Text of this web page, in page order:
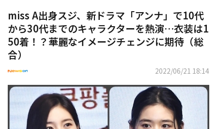
miss A出身スジ、新ドラマ「アンナ」で10代
から30代までのキャラクターを熱演…衣装は1
50着！？華麗なイメージチェンジに期待（総
合）
2022/06/21 18:14